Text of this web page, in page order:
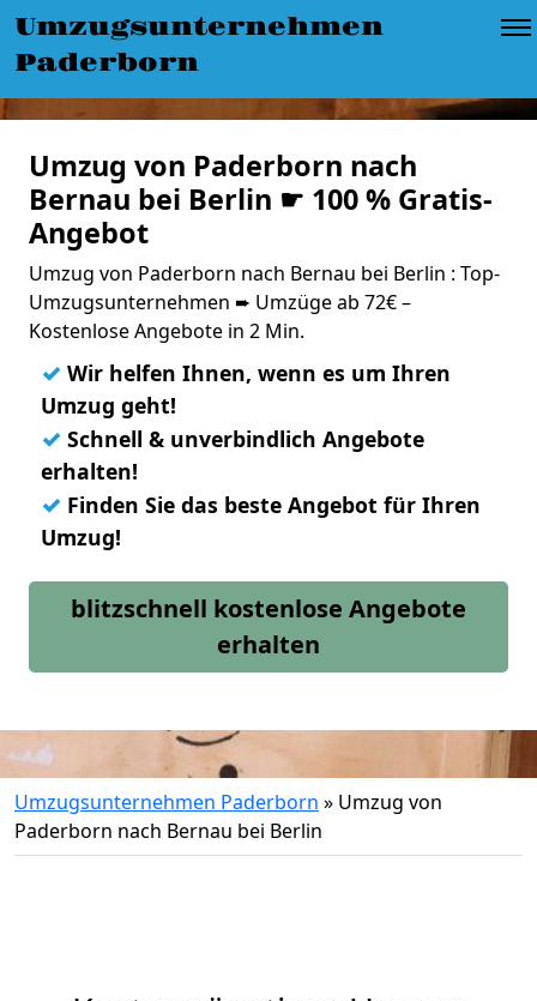
Umzugsunternehmen
Paderborn
Umzug von Paderborn nach
Bernau bei Berlin ☛ 100 % Gratis-
Angebot
Umzug von Paderborn nach Bernau bei Berlin : Top-
Umzugsunternehmen ➨ Umzüge ab 72€ –
Kostenlose Angebote in 2 Min.
✓ Wir helfen Ihnen, wenn es um Ihren
Umzug geht!
✓ Schnell & unverbindlich Angebote
erhalten!
✓ Finden Sie das beste Angebot für Ihren
Umzug!
blitzschnell kostenlose Angebote
erhalten
Umzugsunternehmen Paderborn » Umzug von
Paderborn nach Bernau bei Berlin